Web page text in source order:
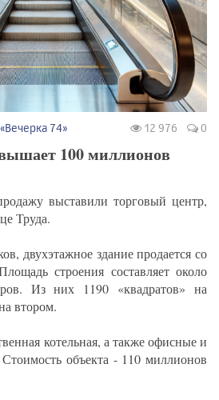
74» 12 976 0
100 миллионов
выставили торговый центр,
Труда.
двухэтажное здание продается со
строения составляет около
Из них 1190 «квадратов» на
втором.
котельная, а также офисные и
объекта - 110 миллионов